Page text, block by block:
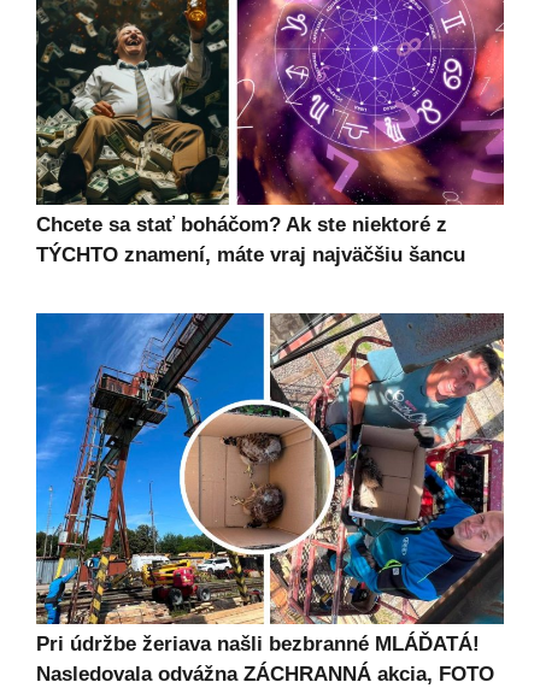
Chcete sa stať boháčom? Ak ste niektoré z
TÝCHTO znamení, máte vraj najväčšiu šancu
Pri údržbe žeriava našli bezbranné MLÁĎATÁ!
Nasledovala odvážna ZÁCHRANNÁ akcia, FOTO